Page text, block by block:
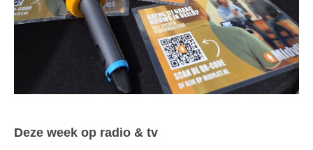
Deze week op radio & tv